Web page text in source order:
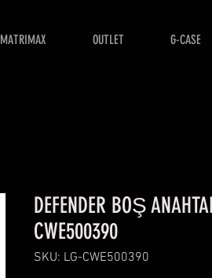
MATRIMAX OUTLET G-CASE
DEFENDER BOŞ
CWE500390
SKU: LG-CWE500390